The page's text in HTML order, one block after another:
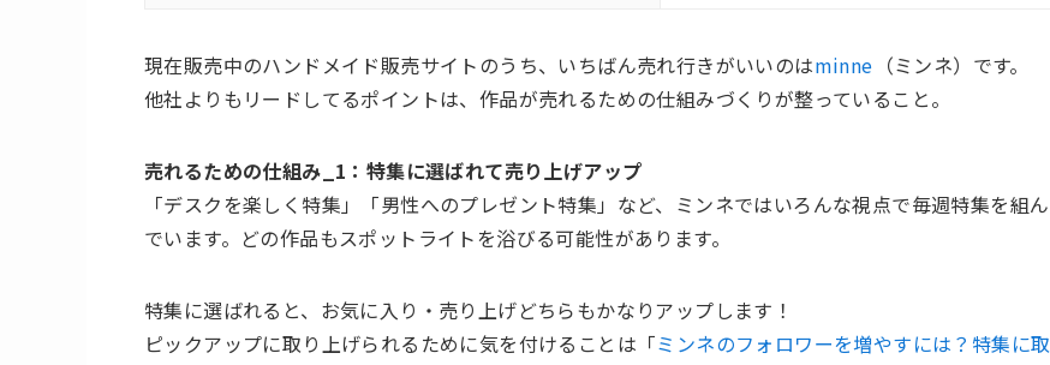
現在販売中のハンドメイド販売サイトのうち、いちばん売れ行きがいいのはminne （ミンネ）です。
他社よりもリードしてるポイントは、作品が売れるための仕組みづくりが整っていること。
売れるための仕組み_1：特集に選ばれて売り上げアップ
「デスクを楽しく特集」「男性へのプレゼント特集」など、ミンネではいろんな視点で毎週特集を組ん
でいます。どの作品もスポットライトを浴びる可能性があります。
特集に選ばれると、お気に入り・売り上げどちらもかなりアップします！
ピックアップに取り上げられるために気を付けることは「ミンネのフォロワーを増やすには？特集に取